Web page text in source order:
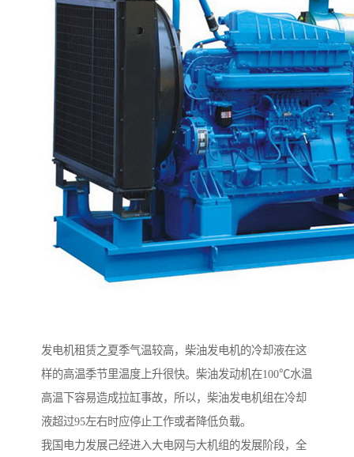
发电机租赁之夏季气温较高，柴油发电机的冷却液在这
样的高温季节里温度上升很快。柴油发动机在100℃水温
高温下容易造成拉缸事故，所以，柴油发电机组在冷却
液超过95左右时应停止工作或者降低负载。
我国电力发展己经进入大电网与大机组的发展阶段，全